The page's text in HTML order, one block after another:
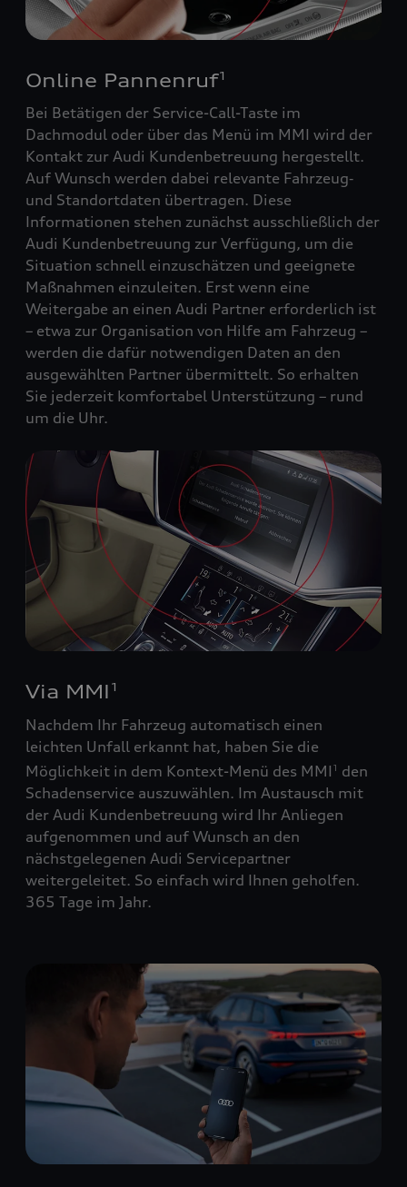
Online Pannenruf1
Bei Betätigen der Service-Call-Taste im
Dachmodul oder über das Menü im MMI wird der
Kontakt zur Audi Kundenbetreuung hergestellt.
Auf Wunsch werden dabei relevante Fahrzeug‑
und Standortdaten übertragen. Diese
Informationen stehen zunächst ausschließlich der
Audi Kundenbetreuung zur Verfügung, um die
Situation schnell einzuschätzen und geeignete
Maßnahmen einzuleiten. Erst wenn eine
Weitergabe an einen Audi Partner erforderlich ist
– etwa zur Organisation von Hilfe am Fahrzeug –
werden die dafür notwendigen Daten an den
ausgewählten Partner übermittelt. So erhalten
Sie jederzeit komfortabel Unterstützung – rund
um die Uhr.
Via MMI 1
Nachdem Ihr Fahrzeug automatisch einen
leichten Unfall erkannt hat, haben Sie die
Möglichkeit in dem Kontext-Menü des MMI 1
den
Schadenservice auszuwählen. Im Austausch mit
der Audi Kundenbetreuung wird Ihr Anliegen
aufgenommen und auf Wunsch an den
nächstgelegenen Audi Servicepartner
weitergeleitet. So einfach wird Ihnen geholfen.
365 Tage im Jahr.